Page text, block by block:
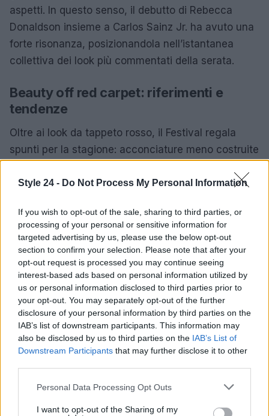
Style 24 - Do Not Process My Personal Information
If you wish to opt-out of the sale, sharing to third parties, or
processing of your personal or sensitive information for
targeted advertising by us, please use the below opt-out
section to confirm your selection. Please note that after your
opt-out request is processed you may continue seeing
interest-based ads based on personal information utilized by
us or personal information disclosed to third parties prior to
your opt-out. You may separately opt-out of the further
disclosure of your personal information by third parties on the
IAB’s list of downstream participants. This information may
also be disclosed by us to third parties on the IAB’s List of
Downstream Participants that may further disclose it to other
Please note that this website/app uses one or more Google
not limited to your visit or usage behaviour. You may click to
Personal Data Processing Opt Outs
I want to opt-out of the Sharing of my
aspetti. In questo senso, il debutto di Rebecca
Donaldson insieme a Carlos Sainz Jr. ha avuto una
forte risonanza, posizionandola nell’istantanea
collettiva dei look più commentati della serata.
Beauty off red carpet: riferimenti e
tendenze
Oltre ai look da tappeto rosso, il Festival regala
spunti per la stagione: acconciature meno costruite
passeggiate in città e negli arrivi in aeroporto. Tra i
treccia messydiDiane Kruger, lecurtain bangs
e le onde morbide diHeidi Klum, oltre alle onde da
sirena diPoppy Delevingnee l’approccio minimal
diMichelle Rodriguez.
I trend da annotare
Dal punto di vista dei beauty trend, emergono
alcune costanti: la valorizzazione della pelle
naturale con finish luminoso, l’uso diacconciature
testurizzatecome le trecce spettinate e la
preferenza peraccessori discretiche non rubino la